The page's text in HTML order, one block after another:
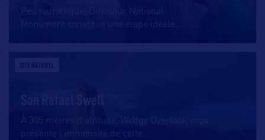
Peu touristique, Dinosaur National
Monument constitue une étape idéale
SITE NATUREL
San Rafael Swell
À 305 mètres d’altitude, Wedge Overlook vous
présente l’immensité de cette